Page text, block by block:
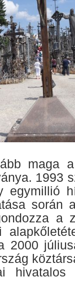
maga
1993
egymillió
során
a
2000